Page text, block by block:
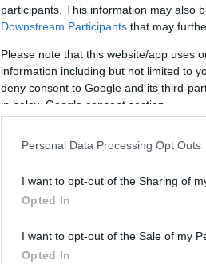
participants. This information may also
Downstream Participants that may
Please note that this website/app uses
information including but not limited to
deny consent to Google and its third-
in below Google consent section.
Personal Data Processing Opt Outs
I want to opt-out of the Sharing of
Opted In
I want to opt-out of the Sale of my
Opted In